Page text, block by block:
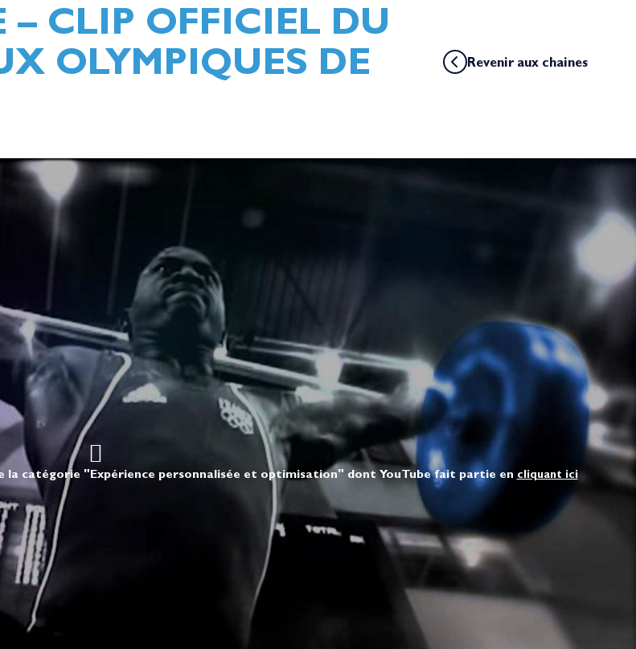
CLIP OFFICIEL DU
OLYMPIQUES DE
Revenir aux chaines
la catégorie "Expérience personnalisée et optimisation" dont YouTube fait partie en cliquant ici